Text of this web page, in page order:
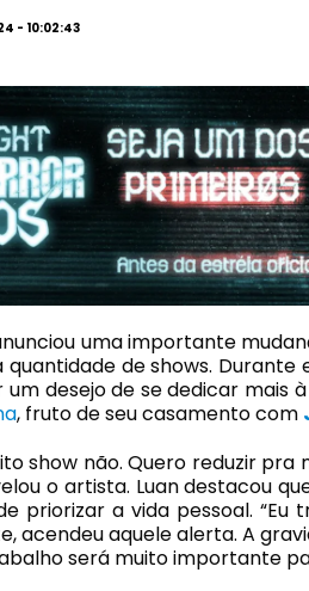
- 10:02:43
uma importante
de shows.
desejo de se dedicar mais
, fruto de seu casamento com
show não. Quero reduzir
o artista. Luan destacou
priorizar a vida pessoal. “Eu
acendeu aquele alerta. A
será muito importante